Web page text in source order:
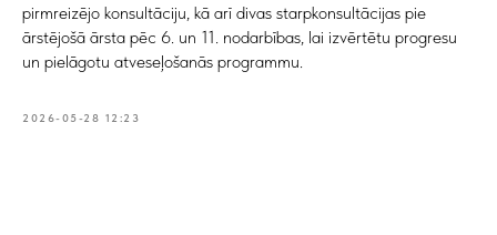
pirmreizējo konsultāciju, kā arī divas starpkonsultācijas pie
ārstējošā ārsta pēc 6. un 11. nodarbības, lai izvērtētu progresu
un pielāgotu atveseļošanās programmu.
2026-05-28 12:23